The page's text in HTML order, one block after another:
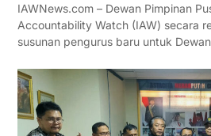
IAWNews.com – Dewan Pimpinan
Accountability Watch (IAW) secara
susunan pengurus baru untuk